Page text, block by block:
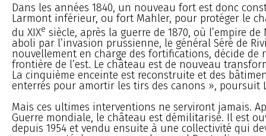
Dans les années 1840, un nouveau fort est donc
Larmont inférieur, ou fort Mahler, pour protéger le
du XIXe siècle, après la guerre de 1870, où l’empire
aboli par l’invasion prussienne, le général Séré de
nouvellement en charge des fortifications, décide de
frontière de l’est. Le château est de nouveau
La cinquième enceinte est reconstruite et des
enterrés pour amortir les tirs des canons », poursuit
Mais ces ultimes interventions ne serviront jamais.
Guerre mondiale, le château est démilitarisé. Il est
depuis 1954 et vendu ensuite à une collectivité qui